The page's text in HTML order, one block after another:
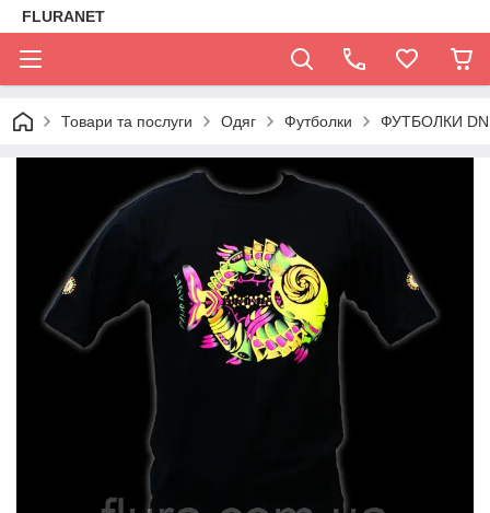
FLURANET
Товари та послуги Одяг Футболки ФУТБОЛКИ